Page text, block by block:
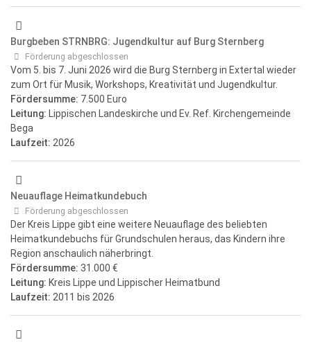
Burgbeben STRNBRG: Jugendkultur auf Burg Sternberg
Förderung abgeschlossen
Vom 5. bis 7. Juni 2026 wird die Burg Sternberg in Extertal wieder
zum Ort für Musik, Workshops, Kreativität und Jugendkultur.
Fördersumme: 7.500 Euro
Leitung: Lippischen Landeskirche und Ev. Ref. Kirchengemeinde
Bega
Laufzeit: 2026
Neuauflage Heimatkundebuch
Förderung abgeschlossen
Der Kreis Lippe gibt eine weitere Neuauflage des beliebten
Heimatkundebuchs für Grundschulen heraus, das Kindern ihre
Region anschaulich näherbringt.
Fördersumme: 31.000 €
Leitung: Kreis Lippe und Lippischer Heimatbund
Laufzeit: 2011 bis 2026